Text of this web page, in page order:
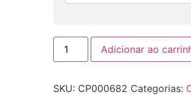
Adicionar ao
SKU: CP000682 Categorias: